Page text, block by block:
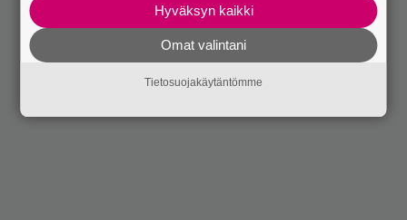
Hyväksyn kaikki
Omat valintani
Tietosuojakäytäntömme